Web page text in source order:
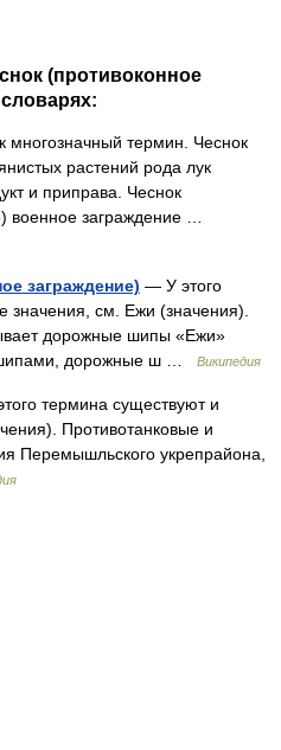
(противоконное
многозначный термин. Чеснок
растений рода лук
и приправа. Чеснок
военное заграждение …
заграждение) — У этого
значения, см. Ежи (значения).
дорожные шипы «Ежи»
шипами, дорожные ш …
Википедия
термина существуют и
Противотанковые и
Перемышльского укрепрайона,